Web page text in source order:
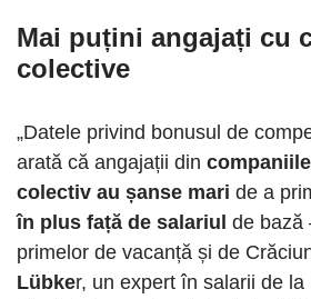
Mai puțini angajați cu
colective
„Datele privind bonusul de
arată că angajații din
colectiv au șanse mari de a
în plus față de salariul de bază
primelor de vacanță și de
Lübker, un expert în salarii de